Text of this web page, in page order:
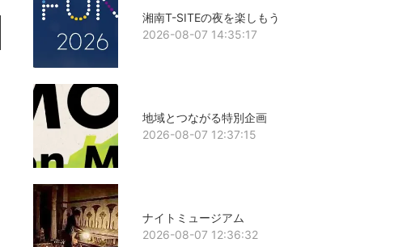
湘南T-SITEの夜を楽しもう
2026-08-07 14:35:17
地域とつながる特別企画
2026-08-07 12:37:15
ナイトミュージアム
2026-08-07 12:36:32